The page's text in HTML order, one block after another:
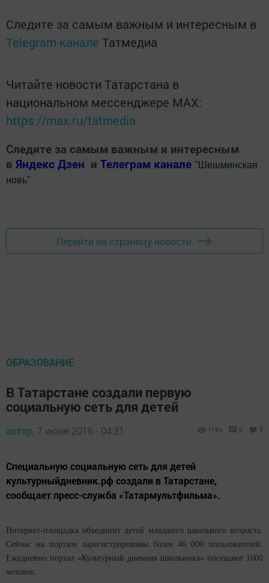
Следите за самым важным и интересным в
Telegram-канале Татмедиа
Читайте новости Татарстана в
национальном мессенджере MАХ:
https://max.ru/tatmedia
Следите за самым важным и интересным
в Яндекс Дзен и Телеграм канале " Шешминская
новь"
Перейти на страницу новости
ОБРАЗОВАНИЕ
В Татарстане создали первую
социальную сеть для детей
автор, 7 июня 2016 - 04:31 1164 0 0
Специальную социальную сеть для детей
культурныйдневник.рф создали в Татарстане,
сообщает пресс-служба «Татармультфильма».
Интернет-площадка объединит детей младшего школьного возраста.
Сейчас на портале зарегистрированы более 46 000 пользователей.
Ежедневно портал «Культурный дневник школьника» посещают 1600
человек.